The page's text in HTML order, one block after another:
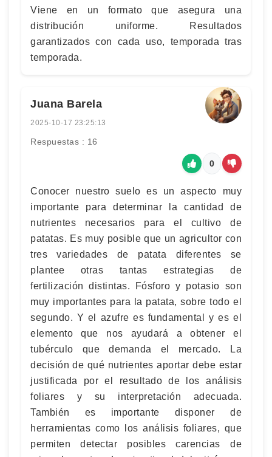
Viene en un formato que asegura una
distribución uniforme. Resultados
garantizados con cada uso, temporada tras
temporada.
Juana Barela
2025-10-17 23:25:13
Respuestas : 16
0
Conocer nuestro suelo es un aspecto muy
importante para determinar la cantidad de
nutrientes necesarios para el cultivo de
patatas. Es muy posible que un agricultor con
tres variedades de patata diferentes se
plantee otras tantas estrategias de
fertilización distintas. Fósforo y potasio son
muy importantes para la patata, sobre todo el
segundo. Y el azufre es fundamental y es el
elemento que nos ayudará a obtener el
tubérculo que demanda el mercado. La
decisión de qué nutrientes aportar debe estar
justificada por el resultado de los análisis
foliares y su interpretación adecuada.
También es importante disponer de
herramientas como los análisis foliares, que
permiten detectar posibles carencias de